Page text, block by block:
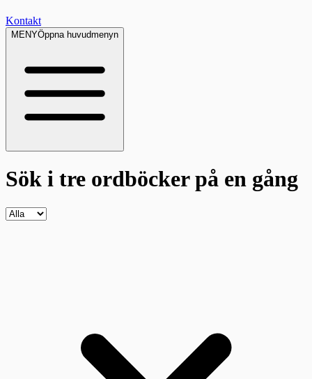
Kontakt
MENYÖppna huvudmenyn
Sök i tre ordböckerpå en gång